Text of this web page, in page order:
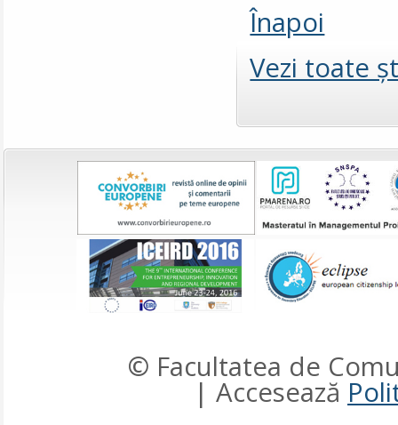
Înapoi
Vezi toate
© Facultatea de
| Accesează